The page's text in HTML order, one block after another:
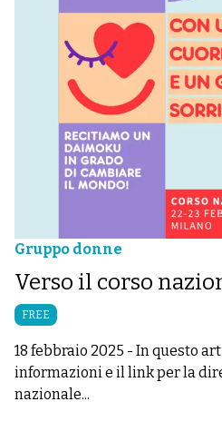
Gruppo donne
Verso il corso
FREE
18 febbraio 2025 - In questo
informazioni e il link per la
nazionale...